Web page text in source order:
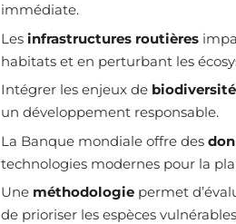
immédiate.
Les infrastructures routières
habitats et en perturbant les
Intégrer les enjeux de biodiversité
un développement responsable.
La Banque mondiale offre des
technologies modernes pour la
Une méthodologie permet
de prioriser les espèces